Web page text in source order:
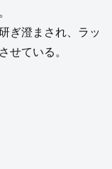
ぎ澄まされ、ラッ
せている。